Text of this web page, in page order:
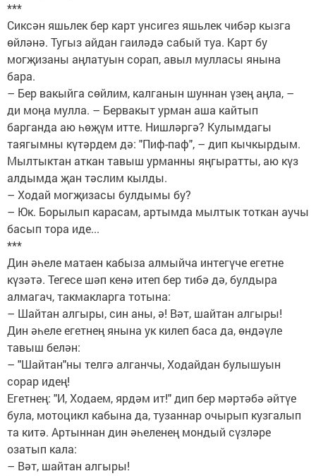
***
Сиксән яшьлек бер карт унсигез яшьлек чибәр кызга
өйләнә. Тугыз айдан гаиләдә сабый туа. Карт бу
могҗизаны аңлатуын сорап, авыл мулласы янына
бара.
– Бер вакыйга сөйлим, калганын шуннан үзең аңла, –
ди моңа мулла. – Бервакыт урман аша кайтып
барганда аю һөҗүм итте. Нишләргә? Кулымдагы
таягымны күтәрдем дә: "Пиф-паф", – дип кычкыр­дым.
Мылтыктан аткан тавыш урманны яңгыратты, аю күз
алдымда җан тәслим кылды.
– Ходай могҗизасы булдымы бу?
– Юк. Борылып карасам, артымда мылтык тоткан аучы
басып тора иде...
***
Дин әһеле матаен кабыза алмыйча интегүче егетне
күзәтә. Тегесе шәп кенә итеп бер тибә дә, булдыра
алмагач, такмакларга тотына:
– Шайтан алгыры, син аны, ә! Вәт, шайтан алгыры!
Дин әһеле егетнең янына ук килеп баса да, өндәүле
тавыш белән:
– "Шайтан"ны телгә алганчы, Ходайдан булышуын
сорар идең!
Егетнең: "И, Ходаем, ярдәм ит!" дип бер мәртәбә әйтүе
була, мотоцикл кабына да, тузаннар очырып кузгалып
та китә. Артыннан дин әһеленең мондый сүзләре
озатып кала:
– Вәт, шайтан алгыры!